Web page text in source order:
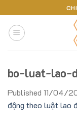
to
content
bo-luat-lao-
Published 11/04/
động theo luật lao